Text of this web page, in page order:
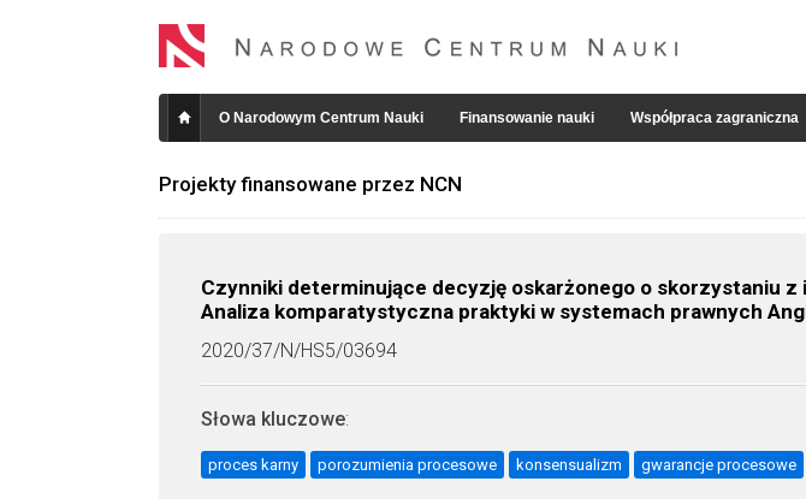
O Narodowym Centrum Nauki Finansowanie nauki Współpraca zagraniczna
Projekty finansowane przez NCN
Czynniki determinujące decyzję oskarżonego o skorzystaniu
Analiza komparatystyczna praktyki w systemach prawnych
2020/37/N/HS5/03694
Słowa kluczowe:
proces karny porozumienia procesowe konsensualizm gwarancje procesowe